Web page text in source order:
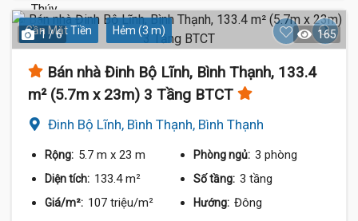
Gần Mặt Tiền Hẻm (3 m)
1 / 6 165
Bán nhà Đinh Bộ Lĩnh, Bình Thạnh, 133.4
m² (5.7m x 23m) 3 Tầng BTCT
Đinh Bộ Lĩnh, Bình Thạnh, Bình Thạnh
Rộng: 5.7 m x 23 m Phòng ngủ: 3 phòng
Diện tích: 133.4 m² Số tầng: 3 tầng
Giá/m²: 107 triệu/m² Hướng: Đông